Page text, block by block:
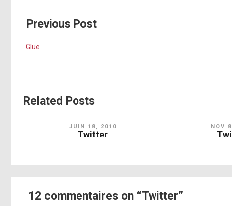
Previous Post
Glue
Related Posts
JUIN 18, 2010
Twitter
NOV
12 commentaires on “Twitter”